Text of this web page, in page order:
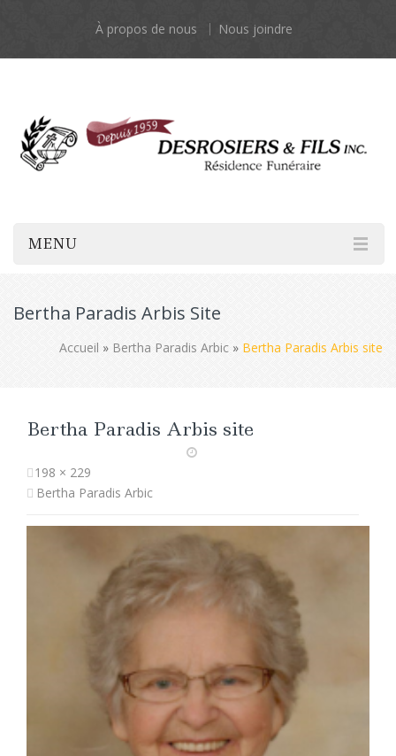
À propos de nous Nous joindre
MENU
Bertha Paradis Arbis Site
Accueil » Bertha Paradis Arbic » Bertha Paradis Arbis site
Bertha Paradis Arbis site
198 × 229
Bertha Paradis Arbic